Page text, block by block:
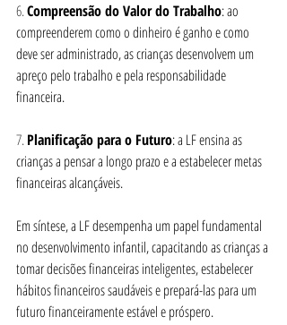
6. Compreensão do Valor do Trabalho: ao
compreenderem como o dinheiro é ganho e como
deve ser administrado, as crianças desenvolvem um
apreço pelo trabalho e pela responsabilidade
financeira.
7. Planificação para o Futuro: a LF ensina as
crianças a pensar a longo prazo e a estabelecer metas
financeiras alcançáveis.
Em síntese, a LF desempenha um papel fundamental
no desenvolvimento infantil, capacitando as crianças a
tomar decisões financeiras inteligentes, estabelecer
hábitos financeiros saudáveis e prepará-las para um
futuro financeiramente estável e próspero.